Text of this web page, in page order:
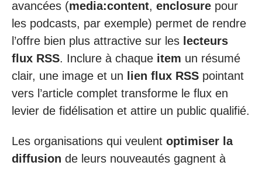
avancées (media:content, enclosure pour
les podcasts, par exemple) permet de rendre
l’offre bien plus attractive sur les lecteurs
flux RSS. Inclure à chaque item un résumé
clair, une image et un lien flux RSS pointant
vers l’article complet transforme le flux en
levier de fidélisation et attire un public qualifié.
Les organisations qui veulent optimiser la
diffusion de leurs nouveautés gagnent à